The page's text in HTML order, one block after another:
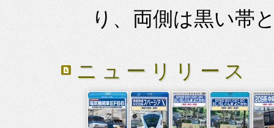
り、両側は黒い帯
ニューリリース